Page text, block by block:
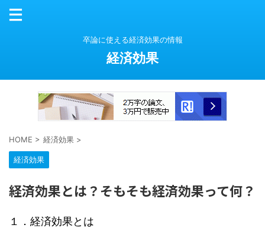
卒論に使える経済効果の情報
経済効果
HOME > 経済効果 >
経済効果
経済効果とは？そもそも経済効果って何？
１．経済効果とは